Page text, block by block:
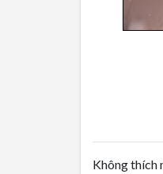
Không thích